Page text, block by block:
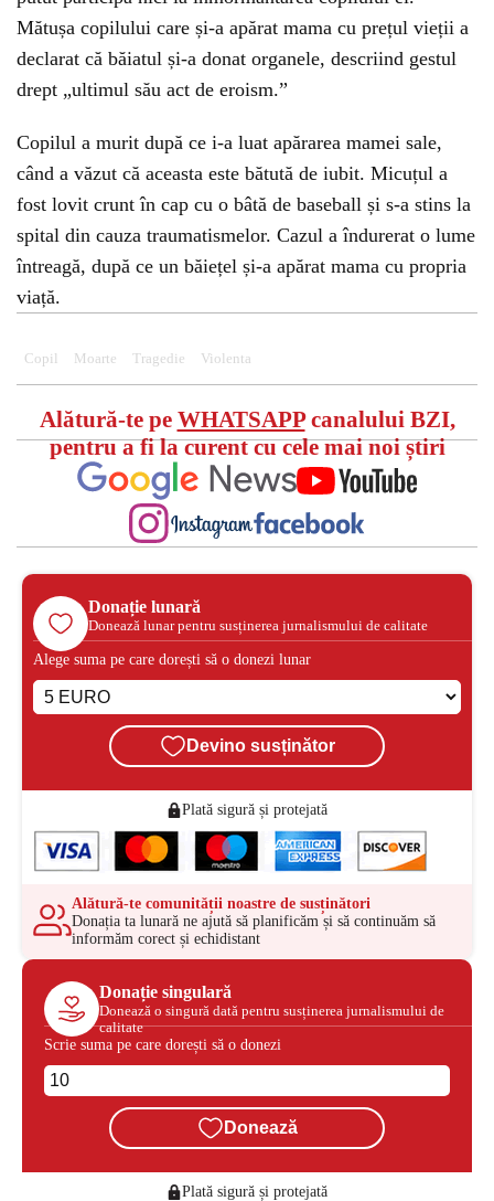
Mătușa copilului care și-a apărat mama cu prețul vieții a
declarat că băiatul și-a donat organele, descriind gestul
drept „ultimul său act de eroism.”
Copilul a murit după ce i-a luat apărarea mamei sale,
când a văzut că aceasta este bătută de iubit. Micuțul a
fost lovit crunt în cap cu o bâtă de baseball și s-a stins la
spital din cauza traumatismelor. Cazul a îndurerat o lume
întreagă, după ce un băiețel și-a apărat mama cu propria
viață.
Copil Moarte Tragedie Violenta
Alătură-te pe WHATSAPPcanalului BZI,
pentru a fi la curent cu cele mai noi știri
Donație lunară
Donează lunar pentru susținerea jurnalismului de calitate
Alege suma pe care dorești să o donezi lunar
Devino susținător
Plată sigură și protejată
Alătură-te comunității noastre de susținători
Donația ta lunară ne ajută să planificăm și să continuăm să
informăm corect și echidistant
Donație singulară
Donează o singură dată pentru susținerea jurnalismului de
calitate
Scrie suma pe care dorești să o donezi
Donează
Plată sigură și protejată